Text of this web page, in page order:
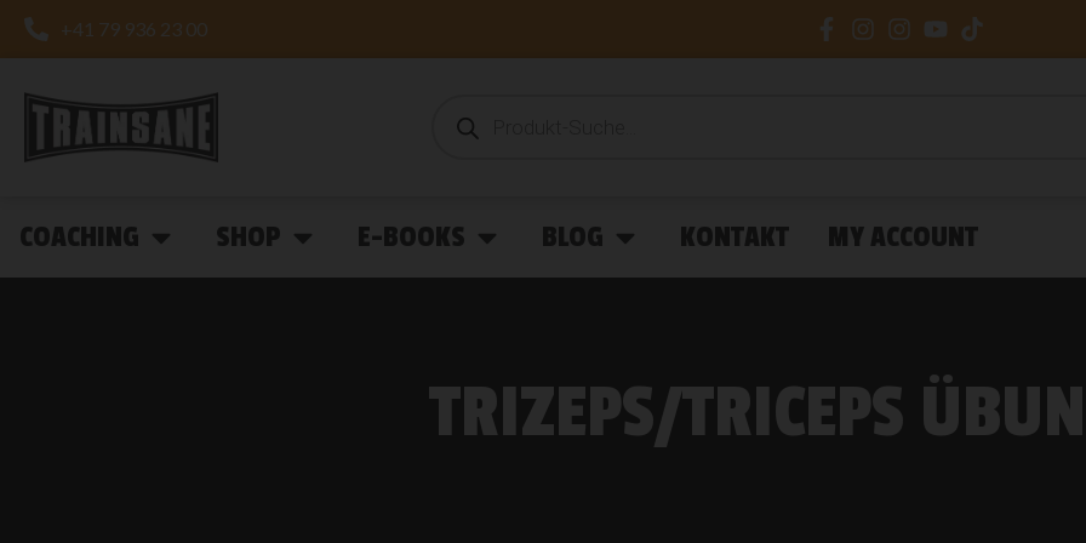
+41 79 936 23 00
COACHING SHOP E-BOOKS BLOG KONTAKT MY ACCOUNT
TRIZEPS/TRICEPS